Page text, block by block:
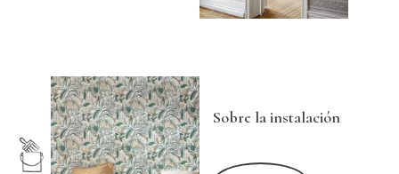
Sobre la instalación